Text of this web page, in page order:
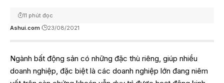
Ashui.com 23/08/2021
11 phút đọc
Ngành bất động sản có những đặc thù riêng, giúp nhiều
doanh nghiệp, đặc biệt là các doanh nghiệp lớn đang niêm